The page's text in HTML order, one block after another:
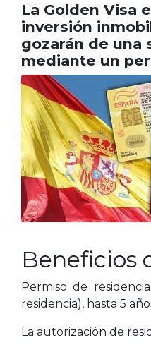
La Golden Visa
inversión
gozarán de una
mediante un
Beneficios
Permiso de
residencia), hasta 5
La autorización de